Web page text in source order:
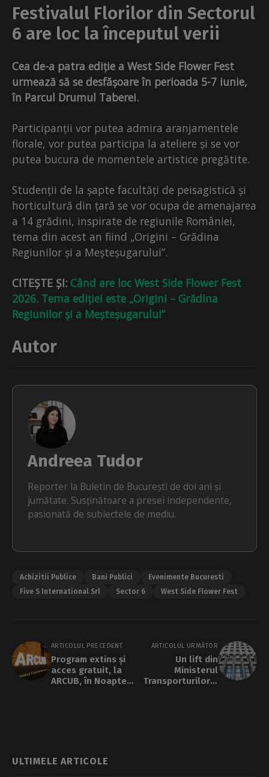
Festivalul Florilor din Sectorul
6 are loc la începutul verii
Cea de-a patra ediție a West Side Flower Fest
urmează să se desfășoare în perioada 5-7 iunie,
în Parcul Drumul Taberei.
Participanții vor putea admira aranjamentele
florale, vor putea participa la ateliere și se vor
putea bucura de momentele artistice pregătite.
Studenții de la șapte facultăți de peisagistică și
horticultură din țară se vor ocupa de amenajarea
a 14 grădini, inspirate de regiunile României,
tema din acest an fiind „Origini – Grădina
Regiunilor și a Meșteșugarului”.
CITEȘTE ȘI: Când are loc West Side Flower Fest
2026. Tema ediției este „Origini – Grădina
Regiunilor și a Meșteșugarului”
Autor
Andreea Tudor
Reporter la Buletin de București de doi ani și
jumătate. Susținătoare a presei independente,
pasionată de subiectele de mediu.
Achizitii Publice Bani Publici
Evenimente Bucuresti
Five S International Srl
Sector 6 West Side Flower Fest
ARTICOLUL PRECEDENT
Program extins și
acces gratuit, la
ARCUB, în Noaptea
ARTICOLUL URMĂTOR
Un lift din
Ministerul
Transporturilor a
ULTIMELE ARTICOLE